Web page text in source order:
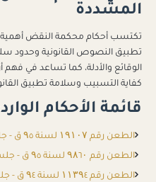
المشددة
تكتسب أحكام محكمة النقض
تطبيق النصوص القانونية وحدود
الوقائع والأدلة، كما تساعد في فهم
كفاية التسبيب وسلامة تطبيق
قائمة الأحكام
الطعن رقم ۱۹۱۰۷ لسنة ۹٥ ق - جلسة ۲۰۲٦/۰۱/۰۸
الطعن رقم ۹۸٦۰ لسنة ۹٥ ق - جلسة ۲۰۲٥/۱۲/۱۸
الطعن رقم ۱۱۳۹٤ لسنة ۹٤ ق - جلسة ۲۰۲٥/۱۲/۰۹